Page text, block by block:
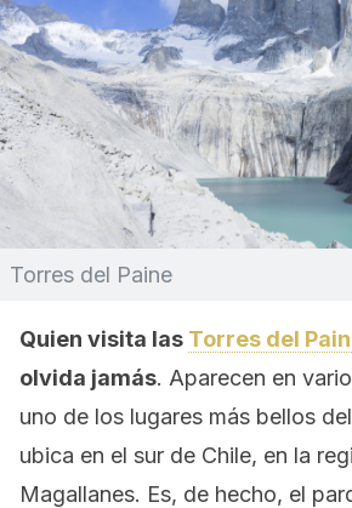
Torres del Paine
Quien visita las Torres del
olvida jamás. Aparecen en
uno de los lugares más bellos
ubica en el sur de Chile, en la
Magallanes. Es, de hecho, el